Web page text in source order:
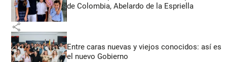
de Colombia, Abelardo de la Espriella
share
Entre caras nuevas y viejos conocidos: así es
el nuevo Gobierno